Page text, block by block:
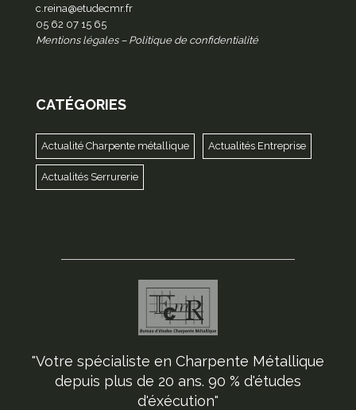
c.reina@etudecmr.fr
05 62 07 15 65
Mentions légales– Politique de confidentialité
CATÉGORIES
Actualité Charpente métallique Actualités Entreprise
Actualités Serrurerie
"Votre spécialiste en Charpente Métallique
depuis plus de 20 ans. 90 % d'études
d'éxécution"